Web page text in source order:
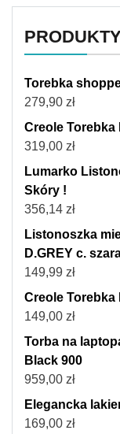
PRODUKTY
Torebka
279,90 zł
Creole Torebka
319,00 zł
Lumarko
Skóry !
356,14 zł
Listonoszka
D.GREY c.
149,99 zł
Creole Torebka
149,00 zł
Torba na
Black 900
959,00 zł
Elegancka
169,00 zł